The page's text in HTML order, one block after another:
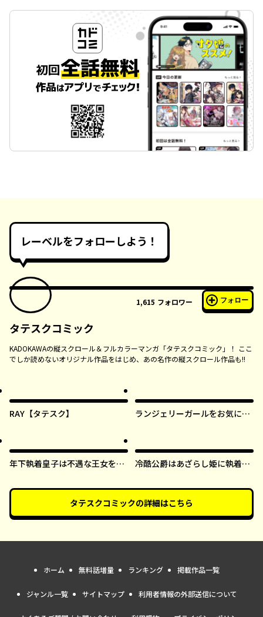
レーベルをフォローしよう！
1,615 フォロワー フォロー
タテスクコミック
KADOKAWAの縦スクロール＆フルカラーマンガ「タテスクコミック」！ ここ
でしか読めないオリジナル作品をはじめ、あの名作の縦スクロール作品も!!
RAY【タテスク】
ランジェリーガールをお気に召
年下執着皇子は不遇な王女を愛
冷酷公爵はあざらし姫に執着中
タテスクコミックの詳細はこちら
ホーム 無料話増量 ランキング 掲載作品一覧
ジャンル一覧 サイトマップ 利用者情報の外部送信について